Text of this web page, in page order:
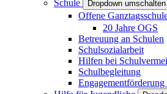
Schule
Dropdown umschalten
Offene
20 Jahre OGS
Betreuung an Schulen
Schulsozialarbeit
Hilfen bei
Schulbegleitung
Engagementförderung